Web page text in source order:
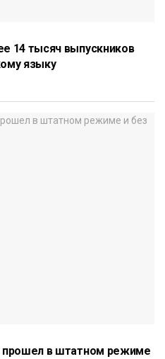
14 тысяч выпускников
языку
прошел в штатном режиме